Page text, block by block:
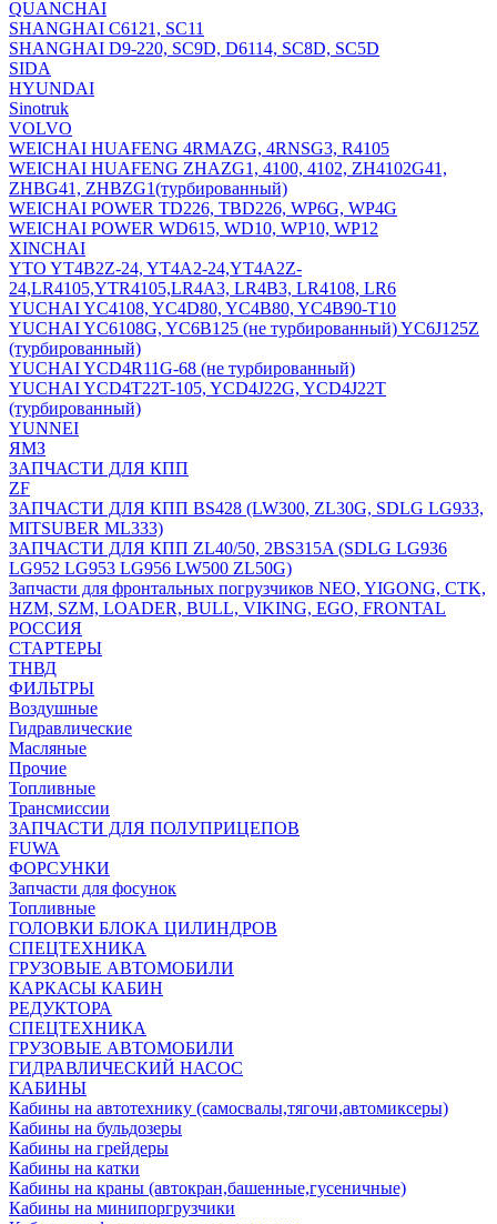
QUANCHAI
SHANGHAI C6121, SC11
SHANGHAI D9-220, SC9D, D6114, SC8D, SC5D
SIDA
HYUNDAI
Sinotruk
VOLVO
WEICHAI HUAFENG 4RMAZG, 4RNSG3, R4105
WEICHAI HUAFENG ZHAZG1, 4100, 4102, ZH4102G41,
ZHBG41, ZHBZG1(турбированный)
WEICHAI POWER TD226, TBD226, WP6G, WP4G
WEICHAI POWER WD615, WD10, WP10, WP12
XINCHAI
YTO YT4B2Z-24, YT4A2-24,YT4A2Z-
24,LR4105,YTR4105,LR4A3, LR4B3, LR4108, LR6
YUCHAI YC4108, YC4D80, YC4B80, YC4B90-T10
YUCHAI YC6108G, YC6B125 (не турбированный) YC6J125Z
(турбированный)
YUCHAI YCD4R11G-68 (не турбированный)
YUCHAI YCD4T22T-105, YCD4J22G, YCD4J22T
(турбированный)
YUNNEI
ЯМЗ
ЗАПЧАСТИ ДЛЯ КПП
ZF
ЗАПЧАСТИ ДЛЯ КПП BS428 (LW300, ZL30G, SDLG LG933,
MITSUBER ML333)
ЗАПЧАСТИ ДЛЯ КПП ZL40/50, 2BS315A (SDLG LG936
LG952 LG953 LG956 LW500 ZL50G)
Запчасти для фронтальных погрузчиков NEO, YIGONG, CTK,
HZM, SZM, LOADER, BULL, VIKING, EGO, FRONTAL
РОССИЯ
СТАРТЕРЫ
ТНВД
ФИЛЬТРЫ
Воздушные
Гидравлические
Масляные
Прочие
Топливные
Трансмиссии
ЗАПЧАСТИ ДЛЯ ПОЛУПРИЦЕПОВ
FUWA
ФОРСУНКИ
Запчасти для фосунок
Топливные
ГОЛОВКИ БЛОКА ЦИЛИНДРОВ
СПЕЦТЕХНИКА
ГРУЗОВЫЕ АВТОМОБИЛИ
КАРКАСЫ КАБИН
РЕДУКТОРА
СПЕЦТЕХНИКА
ГРУЗОВЫЕ АВТОМОБИЛИ
ГИДРАВЛИЧЕСКИЙ НАСОС
КАБИНЫ
Кабины на автотехнику (самосвалы,тягочи,автомиксеры)
Кабины на бульдозеры
Кабины на грейдеры
Кабины на катки
Кабины на краны (автокран,башенные,гусеничные)
Кабины на минипоргрузчики